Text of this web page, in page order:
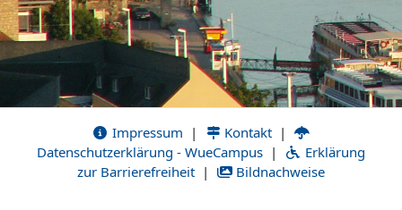
Impressum | Kontakt |
Datenschutzerklärung - WueCampus |
Erklärung
zur Barrierefreiheit | Bildnachweise